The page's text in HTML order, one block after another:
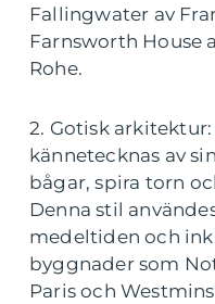
Fallingwater av
Farnsworth House
Rohe.
2. Gotisk arkitektur:
kännetecknas av
bågar, spira torn
Denna stil
medeltiden och
byggnader som
Paris och